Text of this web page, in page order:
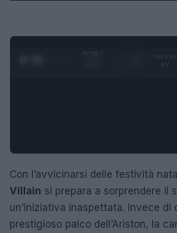
0:29 /
Con l’avvicinarsi delle festività
Villain si prepara a sorprendere il
un’iniziativa inaspettata. Invece di
prestigioso palco dell’Ariston, la